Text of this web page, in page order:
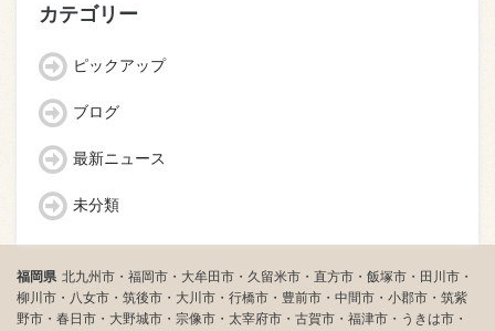
カテゴリー
ピックアップ
ブログ
最新ニュース
未分類
福岡県 北九州市・福岡市・大牟田市・久留米市・直方市・飯塚市・田川市・
柳川市・八女市・筑後市・大川市・行橋市・豊前市・中間市・小郡市・筑紫
野市・春日市・大野城市・宗像市・太宰府市・古賀市・福津市・うきは市・